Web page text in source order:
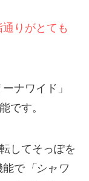
通りがとても
ナワイド」
です。
してそっぽを
能で「シャワ